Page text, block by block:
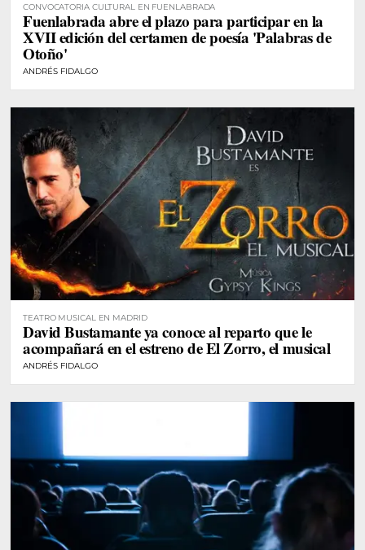
CONVOCATORIA CULTURAL EN FUENLABRADA
Fuenlabrada abre el plazo para participar en la
XVII edición del certamen de poesía 'Palabras de
Otoño'
ANDRÉS FIDALGO
TEATRO MUSICAL EN MADRID
David Bustamante ya conoce al reparto que le
acompañará en el estreno de El Zorro, el musical
ANDRÉS FIDALGO